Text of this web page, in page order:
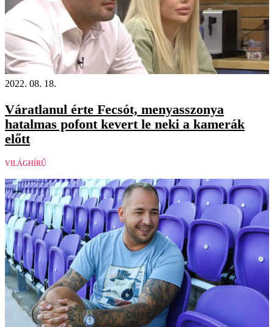
2022. 08. 18.
Váratlanul érte Fecsót, menyasszonya
hatalmas pofont kevert le neki a kamerák
előtt
VILÁGHÍRŰ